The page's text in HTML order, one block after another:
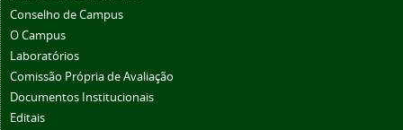
Conselho de Campus
O Campus
Laboratórios
Comissão Própria de Avaliação
Documentos Institucionais
Editais